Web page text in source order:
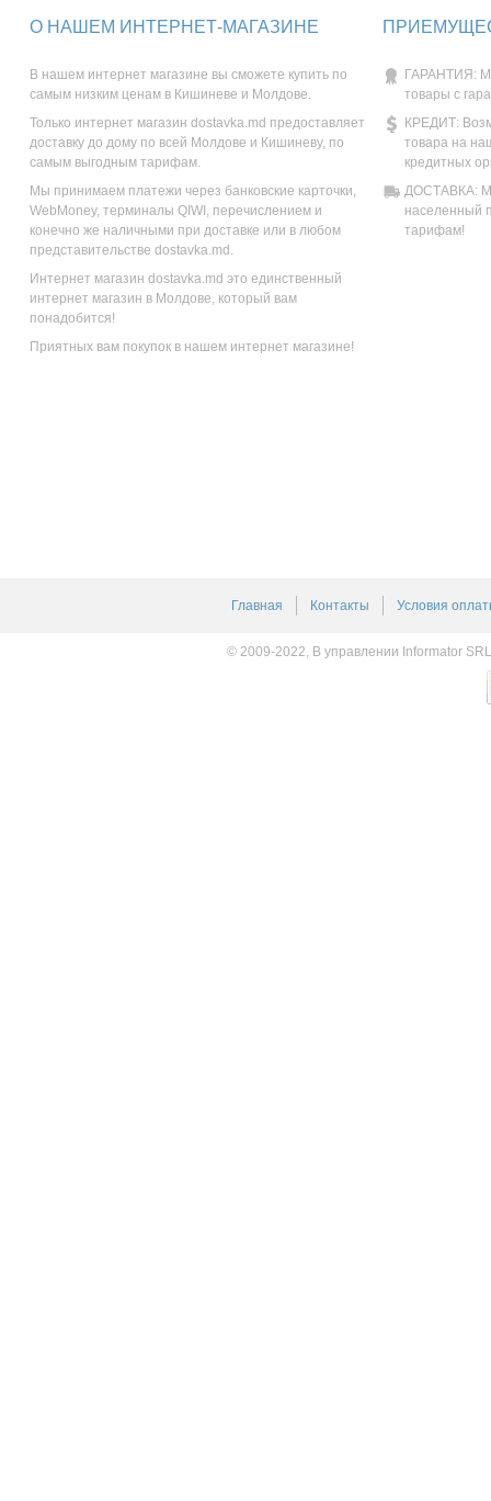
О НАШЕМ ИНТЕРНЕТ-МАГАЗИНЕ
В нашем интернет магазине вы сможете купить по
самым низким ценам в Кишиневе и Молдове.
Только интернет магазин dostavka.md предоставляет
доставку до дому по всей Молдове и Кишиневу, по
самым выгодным тарифам.
Мы принимаем платежи через банковские карточки,
WebMoney, терминалы QIWI, перечислением и
конечно же наличными при доставке или в любом
представительстве dostavka.md.
Интернет магазин dostavka.md это единственный
интернет магазин в Молдове, который вам
понадобится!
Приятных вам покупок в нашем интернет магазине!
ГАРАНТИЯ:
товары с
КРЕДИТ:
товара на
кредитных
ДОСТАВКА:
населенный
тарифам!
Главная Контакты Условия
© 2009-2022, В управлении Informator SRL